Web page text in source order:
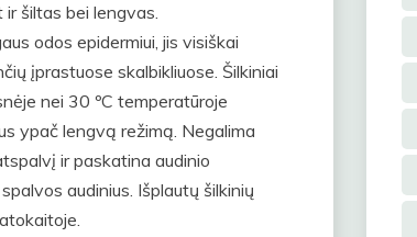
šiltas bei lengvas.
odos epidermiui, jis visiškai
įprastuose skalbikliuose. Šilkiniai
nei 30 ºC temperatūroje
ypač lengvą režimą. Negalima
ir paskatina audinio
audinius. Išplautų šilkinių